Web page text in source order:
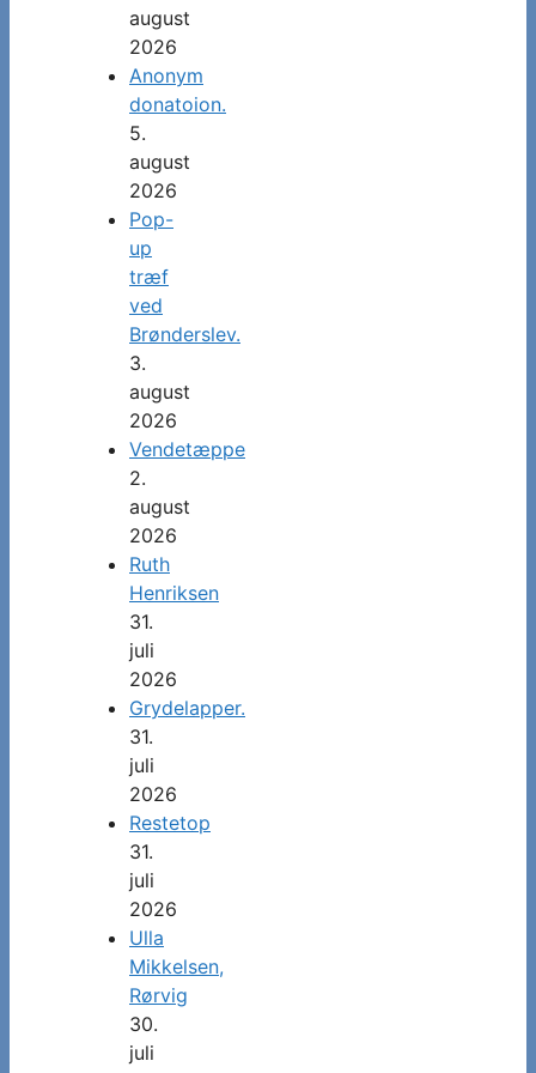
august
2026
Anonym
donatoion.
5.
august
2026
Pop-
up
træf
ved
Brønderslev.
3.
august
2026
Vendetæppe
2.
august
2026
Ruth
Henriksen
31.
juli
2026
Grydelapper.
31.
juli
2026
Restetop
31.
juli
2026
Ulla
Mikkelsen,
Rørvig
30.
juli